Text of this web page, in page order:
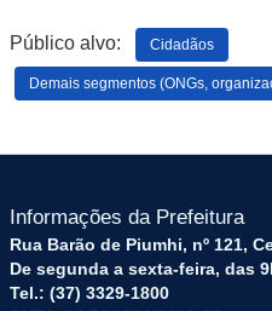
Público alvo: Cidadãos
Demais segmentos (ONGs,
Informações da Prefeitura
Rua Barão de Piumhi, nº 121,
De segunda a sexta-feira, das
Tel.: (37) 3329-1800